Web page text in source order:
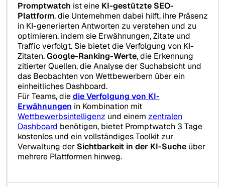
Promptwatch ist eine KI-gestützte SEO-
Plattform, die Unternehmen dabei hilft, ihre Präsenz
in KI-generierten Antworten zu verstehen und zu
optimieren, indem sie Erwähnungen, Zitate und
Traffic verfolgt. Sie bietet die Verfolgung von KI-
Zitaten,Google-Ranking-Werte, die Erkennung
zitierter Quellen, die Analyse der Suchabsicht und
das Beobachten von Wettbewerbern über ein
einheitliches Dashboard.
Für Teams, diedie Verfolgung von KI-
Erwähnungen in Kombination mit
Wettbewerbsintelligenz und einem zentralen
Dashboard benötigen, bietet Promptwatch 3 Tage
kostenlos und ein vollständiges Toolkit zur
Verwaltung der Sichtbarkeit in der KI-Sucheüber
mehrere Plattformen hinweg.